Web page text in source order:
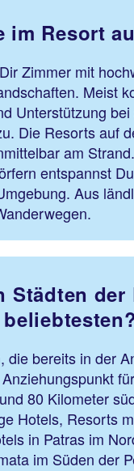
im Resort
Zimmer mit
Meist
Unterstützung
Die Resorts auf
am
entspannst
Aus
Städten
die bereits in der
80 Kilometer
Hotels, Resorts
in Patras im
im Süden der